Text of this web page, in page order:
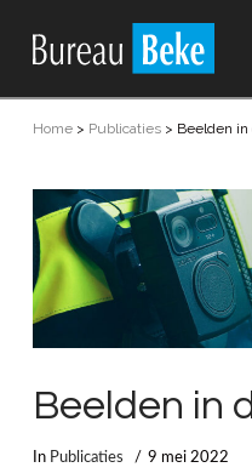
Home> Publicaties> Beelden
Beelden in
In Publicaties 9 mei 2022